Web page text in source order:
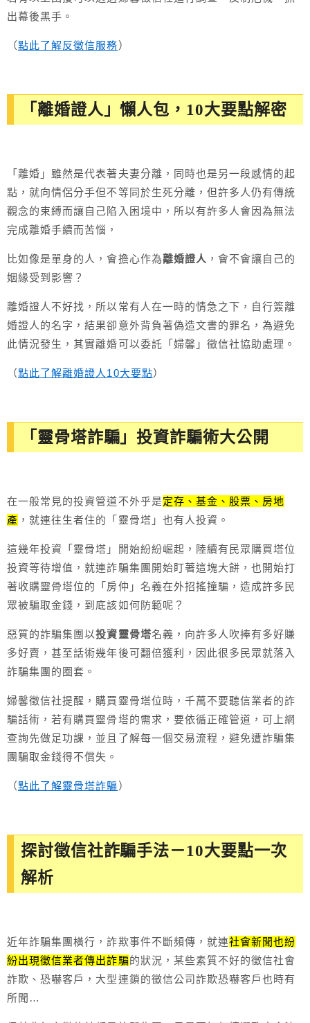
出幕後黑手。
（點此了解反徵信服務）
「離婚證人」懶人包，10大要點解密
「離婚」雖然是代表著夫妻分離，同時也是另一段感情的起
點，就向情侶分手但不等同於生死分離，但許多人仍有傳統
觀念的束縛而讓自己陷入困境中，所以有許多人會因為無法
完成離婚手續而苦惱，
比如像是單身的人，會擔心作為離婚證人 ，會不會讓自己的
姻緣受到影響？
離婚證人不好找，所以常有人在一時的情急之下，自行簽離
婚證人的名字，結果卻意外背負著偽造文書的罪名，為避免
此情況發生，其實離婚可以委託「婦馨」徵信社協助處理。
（點此了解離婚證人10大要點）
「靈骨塔詐騙」投資詐騙術大公開
在一般常見的投資管道不外乎是定存、基金、股票、房地
產 ，就連往生者住的「靈骨塔」也有人投資。
這幾年投資「靈骨塔」開始紛紛崛起，陸續有民眾購買塔位
投資等待增值，就連詐騙集團開始盯著這塊大餅，也開始打
著收購靈骨塔位的「房仲」名義在外招搖撞騙，造成許多民
眾被騙取金錢，到底該如何防範呢？
惡質的詐騙集團以投資靈骨塔名義，向許多人吹捧有多好賺
多好賣，甚至話術幾年後可翻倍獲利，因此很多民眾就落入
詐騙集團的圈套。
婦馨徵信社提醒，購買靈骨塔位時，千萬不要聽信業者的詐
騙話術，若有購買靈骨塔的需求，要依循正確管道，可上網
查詢先做足功課，並且了解每一個交易流程，避免遭詐騙集
團騙取金錢得不償失。
（點此了解靈骨塔詐騙 ）
探討徵信社詐騙手法－10大要點一次
解析
近年詐騙集團橫行，詐欺事件不斷頻傳，就連社會新聞也紛
紛出現徵信業者傳出詐騙的狀況，某些素質不好的徵信社會
詐欺、恐嚇客戶，大型連鎖的徵信公司詐欺恐嚇客戶也時有
所聞…